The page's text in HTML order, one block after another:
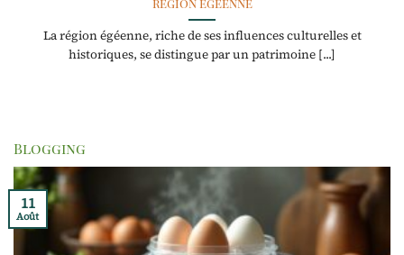
La région égéenne, riche de ses influences culturelles et
historiques, se distingue par un patrimoine [...]
Blogging
11
Août